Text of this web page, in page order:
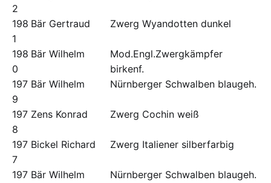
2
198
1
Bär Gertraud Zwerg Wyandotten dunkel
198
0
Bär Wilhelm
Mod.Engl.Zwergkämpfer
birkenf.
197
9
Bär Wilhelm Nürnberger Schwalben blaugeh.
197
8
Zens Konrad Zwerg Cochin weiß
197
7
Bickel Richard Zwerg Italiener silberfarbig
197 Bär Wilhelm Nürnberger Schwalben blaugeh.